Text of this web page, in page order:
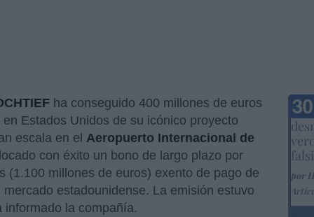
ha conseguido 400 millones de euros
Estados Unidos de su icónico proyecto
escala en el Aeropuerto Internacional de
con éxito un bono de largo plazo por
(1.100 millones de euros) exento de pago de
estadounidense. La emisión estuvo
la compañía.
por